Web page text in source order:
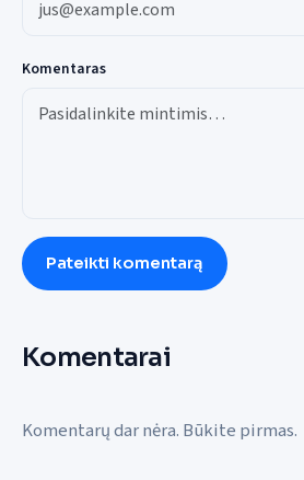
Komentaras
Pateikti komentarą
Komentarai
Komentarų dar nėra. Būkite pirmas.